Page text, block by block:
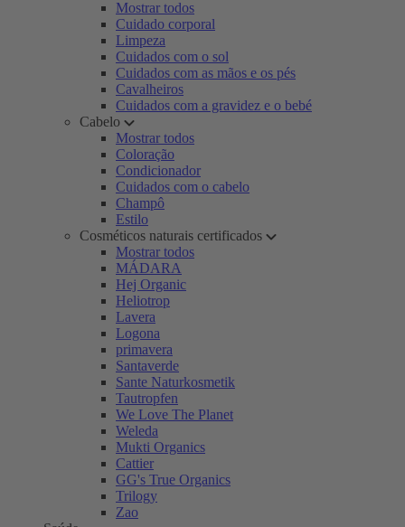
Mostrar todos
Cuidado corporal
Limpeza
Cuidados com o sol
Cuidados com as mãos e os pés
Cavalheiros
Cuidados com a gravidez e o bebé
Cabelo
Mostrar todos
Coloração
Condicionador
Cuidados com o cabelo
Champô
Estilo
Cosméticos naturais certificados
Mostrar todos
MÁDARA
Hej Organic
Heliotrop
Lavera
Logona
primavera
Santaverde
Sante Naturkosmetik
Tautropfen
We Love The Planet
Weleda
Mukti Organics
Cattier
GG's True Organics
Trilogy
Zao